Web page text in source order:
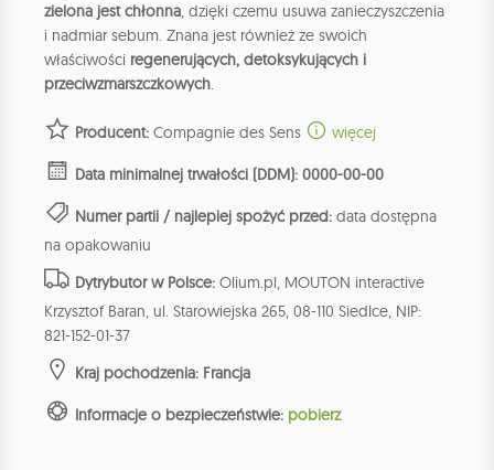
zielona jest chłonna, dzięki czemu usuwa zanieczyszczenia
i nadmiar sebum. Znana jest również ze swoich
właściwości regenerujących, detoksykujących i
przeciwzmarszczkowych.
Producent: Compagnie des Sens więcej
Data minimalnej trwałości (DDM): 0000-00-00
Numer partii / najlepiej spożyć przed: data dostępna
na opakowaniu
Dytrybutor w Polsce: Olium.pl, MOUTON interactive
Krzysztof Baran, ul. Starowiejska 265, 08-110 Siedlce, NIP:
821-152-01-37
Kraj pochodzenia: Francja
Informacje o bezpieczeństwie: pobierz